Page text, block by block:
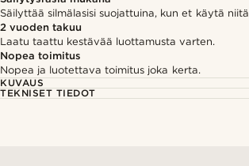
Säilyttää silmälasisi suojattuina, kun et käytä niitä
2 vuoden takuu
Laatu taattu kestävää luottamusta varten.
Nopea toimitus
Nopea ja luotettava toimitus joka kerta.
KUVAUS
TEKNISET TIEDOT